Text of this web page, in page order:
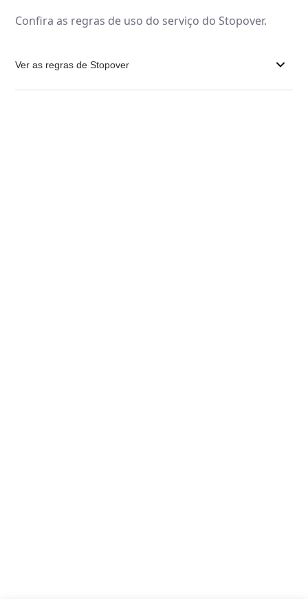
Confira as regras de uso do serviço do Stopover.
Ver as regras de Stopover